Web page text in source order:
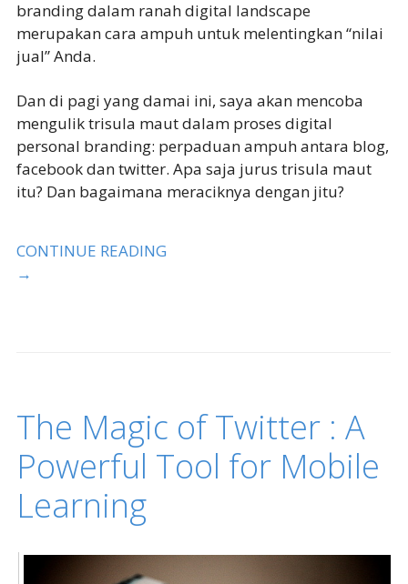
branding dalam ranah digital landscape
merupakan cara ampuh untuk melentingkan “nilai
jual” Anda.
Dan di pagi yang damai ini, saya akan mencoba
mengulik trisula maut dalam proses digital
personal branding: perpaduan ampuh antara blog,
facebook dan twitter. Apa saja jurus trisula maut
itu? Dan bagaimana meraciknya dengan jitu?
CONTINUE READING
→
The Magic of Twitter : A
Powerful Tool for Mobile
Learning